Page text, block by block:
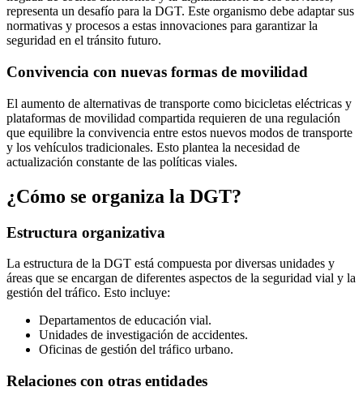
representa un desafío para la DGT. Este organismo debe adaptar sus
normativas y procesos a estas innovaciones para garantizar la
seguridad en el tránsito futuro.
Convivencia con nuevas formas de movilidad
El aumento de alternativas de transporte como bicicletas eléctricas y
plataformas de movilidad compartida requieren de una regulación
que equilibre la convivencia entre estos nuevos modos de transporte
y los vehículos tradicionales. Esto plantea la necesidad de
actualización constante de las políticas viales.
¿Cómo se organiza la DGT?
Estructura organizativa
La estructura de la DGT está compuesta por diversas unidades y
áreas que se encargan de diferentes aspectos de la seguridad vial y la
gestión del tráfico. Esto incluye:
Departamentos de educación vial.
Unidades de investigación de accidentes.
Oficinas de gestión del tráfico urbano.
Relaciones con otras entidades